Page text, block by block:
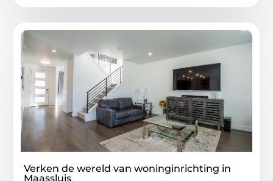
Verken de wereld van woninginrichting in
Maassluis